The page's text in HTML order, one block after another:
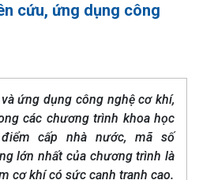
cứu, ứng dụng công
ứng dụng công nghệ cơ khí,
các chương trình khoa học
cấp nhà nước, mã số
lớn nhất của chương trình là
cơ khí có sức cạnh tranh cao.